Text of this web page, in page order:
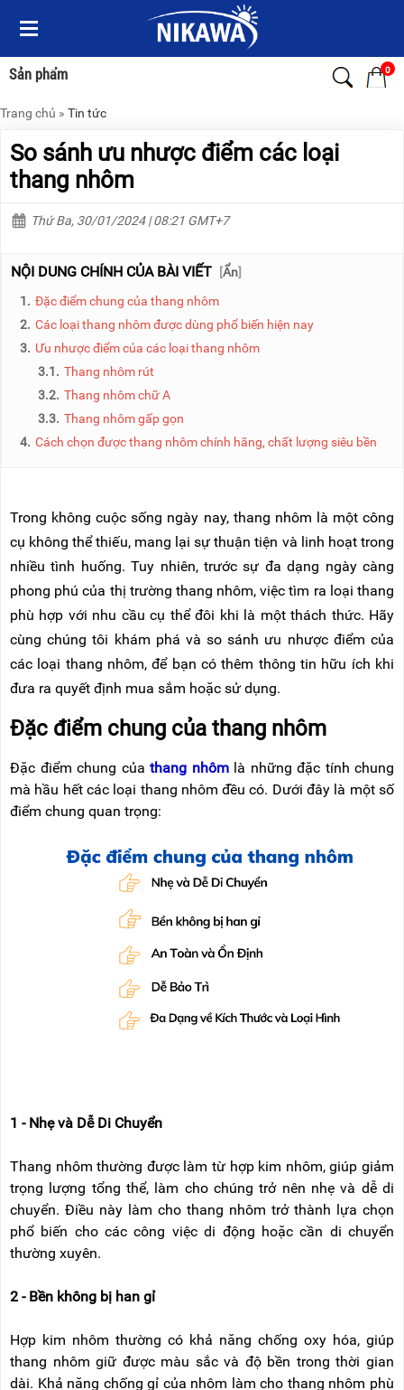
Sản phẩm 0
Menu
Sản
phẩm
TRANG
THANG
NHÔM
XE
DÂY
THOÁT
TỰ
NÂNG
TỨC
CHÍ
NÓI
VỀ
NIKAWA
THIỆU
HÀNH
LIÊN
HỆ
Menu
Sản
phẩm
TRANG
THANG
NHÔM
THANG
NHÔM
GIA
THANG
(THANG
LỒNG)
ĐIỆN
THANG
NHÔM
CHỮ
A
THANG
NHÔM
CÔNG
NGHIỆP
NHÔM
GIÀN
VÁN
THANG
RẢNH
Trang chủ » Tin tức
So sánh ưu nhược điểm các loại
thang nhôm
Thứ Ba, 30/01/2024 | 08:21 GMT+7
NỘI DUNG CHÍNH CỦA BÀI VIẾT [Ẩn]
1. Đặc điểm chung của thang nhôm
2. Các loại thang nhôm được dùng phổ biến hiện nay
3. Ưu nhược điểm của các loại thang nhôm
3.1. Thang nhôm rút
3.2. Thang nhôm chữ A
3.3. Thang nhôm gấp gọn
4. Cách chọn được thang nhôm chính hãng, chất lượng siêu bền
Trong không cuộc sống ngày nay, thang nhôm là một công
cụ không thể thiếu, mang lại sự thuận tiện và linh hoạt trong
nhiều tình huống. Tuy nhiên, trước sự đa dạng ngày càng
phong phú của thị trường thang nhôm, việc tìm ra loại thang
phù hợp với nhu cầu cụ thể đôi khi là một thách thức. Hãy
cùng chúng tôi khám phá và so sánh ưu nhược điểm của
các loại thang nhôm, để bạn có thêm thông tin hữu ích khi
đưa ra quyết định mua sắm hoặc sử dụng.
Đặc điểm chung của thang nhôm
Đặc điểm chung của thang nhômlà những đặc tính chung
mà hầu hết các loại thang nhôm đều có. Dưới đây là một số
điểm chung quan trọng:
1 - Nhẹ và Dễ Di Chuyển
Thang nhôm thường được làm từ hợp kim nhôm, giúp giảm
trọng lượng tổng thể, làm cho chúng trở nên nhẹ và dễ di
chuyển. Điều này làm cho thang nhôm trở thành lựa chọn
phổ biến cho các công việc di động hoặc cần di chuyển
thường xuyên.
2 - Bền không bị han gỉ
Hợp kim nhôm thường có khả năng chống oxy hóa, giúp
thang nhôm giữ được màu sắc và độ bền trong thời gian
dài. Khả năng chống gỉ của nhôm làm cho thang nhôm phù